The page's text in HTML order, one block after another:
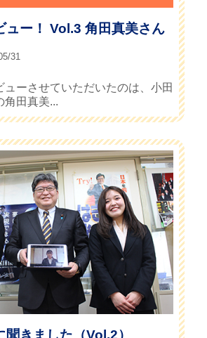
ュー！ Vol.3 角田真美さん
31
ーさせていただいたのは、小田
角田真美...